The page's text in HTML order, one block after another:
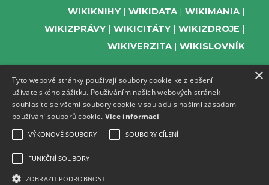
WIKIKNIHY
WIKIDATA
WIKIMANIA
WIKIZPRÁVY
WIKICITÁTY
WIKIZDROJE
WIKIVERZITA
WIKISLOVNÍK
PODPOŘTE NÁS
ODEBÍREJTE NEWSLETTER
TELEGRAM UDÁLOSTÍ WMČR
×
Tyto webové stránky používají soubory cookie ke zlepšení
uživatelského zážitku. Používáním našich webových stránek
souhlasíte se všemi soubory cookie v souladu s našimi zásadami
používání souborů cookie. Více informací
VÝKONOVÉ SOUBORY SOUBORY CÍLENÍ
FUNKČNÍ SOUBORY
ZOBRAZIT PODROBNOSTI